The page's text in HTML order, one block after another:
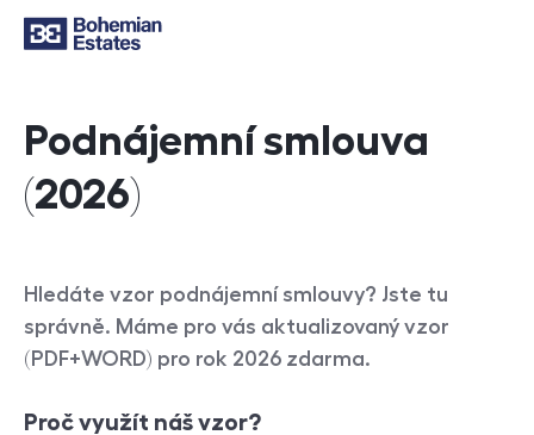
Podnájemní smlouva
(2026)
Hledáte vzor podnájemní smlouvy? Jste tu
správně. Máme pro vás aktualizovaný vzor
(PDF+WORD) pro rok 2026 zdarma.
Proč využít náš vzor?